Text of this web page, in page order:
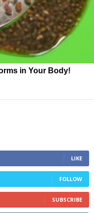
in Your Body!
LIKE
FOLLOW
SUBSCRIBE